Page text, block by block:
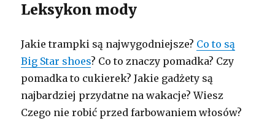
Leksykon mody
Jakie trampki są najwygodniejsze? Co to są
Big Star shoes? Co to znaczy pomadka? Czy
pomadka to cukierek? Jakie gadżety są
najbardziej przydatne na wakacje? Wiesz
Czego nie robić przed farbowaniem włosów?